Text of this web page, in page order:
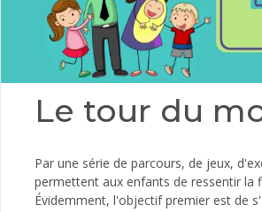
Le tour du
Par une série de parcours, de jeux,
permettent aux enfants de ressentir la
Évidemment, l'objectif premier est de